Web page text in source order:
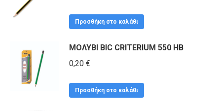
παραλλαγές.
επιλογές
επιλεγούν
Προσθήκη στο καλάθι
ΜΟΛΥΒΙ BIC CRITERIUM 550 HB
0,20 €
Προσθήκη στο καλάθι